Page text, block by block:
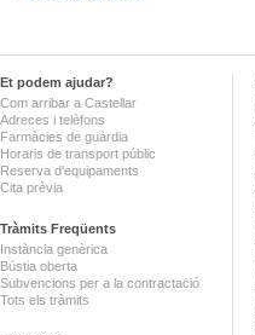
Et podem ajudar?
Com arribar a Castellar
Adreces i telèfons
Farmàcies de guàrdia
Horaris de transport públic
Reserva d'equipaments
Cita prèvia
Tràmits Freqüents
Instància genèrica
Bústia oberta
Subvencions per a la contractació
Tots els tràmits